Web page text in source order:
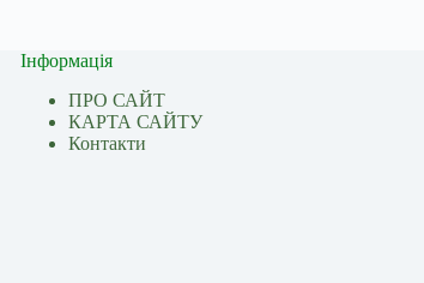
Інформація
ПРО САЙТ
КАРТА САЙТУ
Контакти